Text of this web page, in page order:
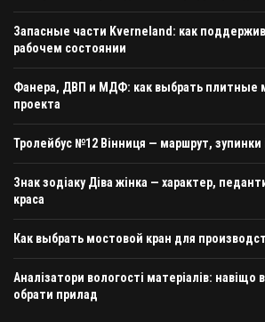
Запасные части Kverneland: как
рабочем состоянии
Фанера, ДВП и МДФ: как выбрать плитные
проекта
Тролейбус №12 Вінниця — маршрут, зупинки
Знак зодіаку Діва жінка — характер,
краса
Как выбрать мостовой кран для
Аналізатори вологості матеріалів: навіщо
обрати прилад